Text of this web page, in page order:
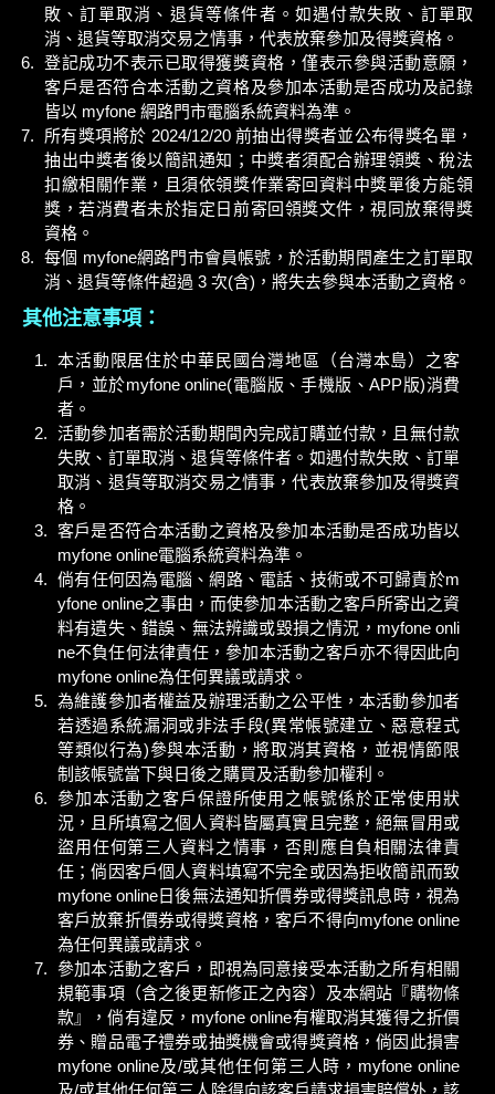
敗、訂單取消、退貨等條件者。如遇付款失敗、訂單取
消、退貨等取消交易之情事，代表放棄參加及得獎資格。
登記成功不表示已取得獲獎資格，僅表示參與活動意願，
客戶是否符合本活動之資格及參加本活動是否成功及記錄
皆以 myfone 網路門市電腦系統資料為準。
所有獎項將於 2024/12/20 前抽出得獎者並公布得獎名單，
抽出中獎者後以簡訊通知；中獎者須配合辦理領獎、稅法
扣繳相關作業，且須依領獎作業寄回資料中獎單後方能領
獎，若消費者未於指定日前寄回領獎文件，視同放棄得獎
資格。
每個 myfone網路門市會員帳號，於活動期間產生之訂單取
消、退貨等條件超過 3 次(含)，將失去參與本活動之資格。
其他注意事項：
本活動限居住於中華民國台灣地區（台灣本島）之客
戶，並於myfone online(電腦版、手機版、APP版)消費
者。
活動參加者需於活動期間內完成訂購並付款，且無付款
失敗、訂單取消、退貨等條件者。如遇付款失敗、訂單
取消、退貨等取消交易之情事，代表放棄參加及得獎資
格。
客戶是否符合本活動之資格及參加本活動是否成功皆以
myfone online電腦系統資料為準。
倘有任何因為電腦、網路、電話、技術或不可歸責於m
yfone online之事由，而使參加本活動之客戶所寄出之資
料有遺失、錯誤、無法辨識或毀損之情況，myfone onli
ne不負任何法律責任，參加本活動之客戶亦不得因此向
myfone online為任何異議或請求。
為維護參加者權益及辦理活動之公平性，本活動參加者
若透過系統漏洞或非法手段(異常帳號建立、惡意程式
等類似行為)參與本活動，將取消其資格，並視情節限
制該帳號當下與日後之購買及活動參加權利。
參加本活動之客戶保證所使用之帳號係於正常使用狀
況，且所填寫之個人資料皆屬真實且完整，絕無冒用或
盜用任何第三人資料之情事，否則應自負相關法律責
任；倘因客戶個人資料填寫不完全或因為拒收簡訊而致
myfone online日後無法通知折價券或得獎訊息時，視為
客戶放棄折價券或得獎資格，客戶不得向myfone online
為任何異議或請求。
參加本活動之客戶，即視為同意接受本活動之所有相關
規範事項（含之後更新修正之內容）及本網站『購物條
款』，倘有違反，myfone online有權取消其獲得之折價
券、贈品電子禮券或抽獎機會或得獎資格，倘因此損害
myfone online及/或其他任何第三人時，myfone online
及/或其他任何第三人除得向該客戶請求損害賠償外，該